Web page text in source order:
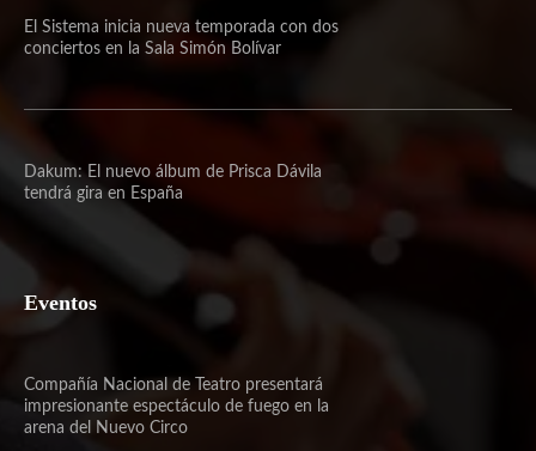
El Sistema inicia nueva temporada con dos
conciertos en la Sala Simón Bolívar
Dakum: El nuevo álbum de Prisca Dávila
tendrá gira en España
Eventos
Compañía Nacional de Teatro presentará
impresionante espectáculo de fuego en la
arena del Nuevo Circo